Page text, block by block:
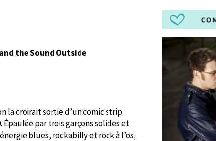
the Sound Outside
la croirait sortie d’un comic strip
Épaulée par trois garçons solides et
blues, rockabilly et rock à l’os,